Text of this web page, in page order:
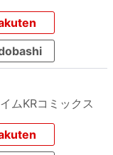
ムKRコミックス